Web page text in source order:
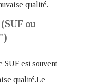
qualité.
ou
SUF est souvent
qualité.Le